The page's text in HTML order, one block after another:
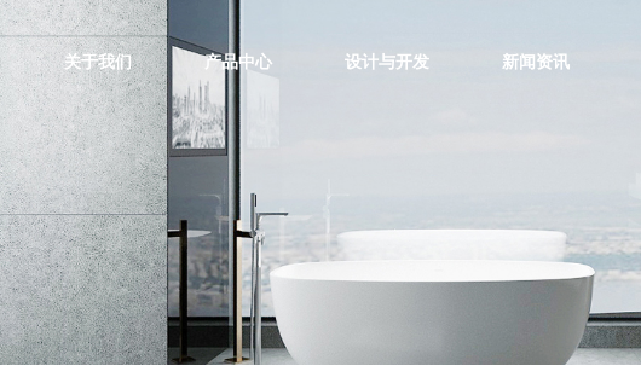
关于我们 产品中心 设计与开发 新闻资讯